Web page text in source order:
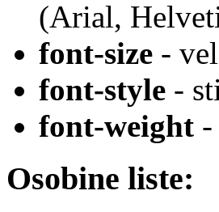
(Arial,
font-size -
font-style -
font-weight
Osobine liste: